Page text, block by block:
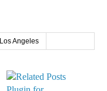
Los Angeles